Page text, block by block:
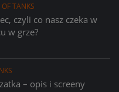
TANKS
czyli co nasz czeka w
w grze?
– opis i screeny